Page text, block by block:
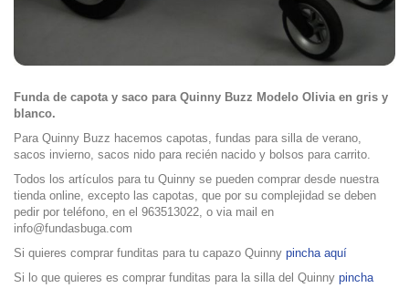
Funda de capota y saco para Quinny Buzz Modelo Olivia en gris y
blanco.
Para Quinny Buzz hacemos capotas, fundas para silla de verano,
sacos invierno, sacos nido para recién nacido y bolsos para carrito.
Todos los artículos para tu Quinny se pueden comprar desde nuestra
tienda online, excepto las capotas, que por su complejidad se deben
pedir por teléfono, en el 963513022, o via mail en
info@fundasbuga.com
Si quieres comprar funditas para tu capazo Quinny pincha aquí
Si lo que quieres es comprar funditas para la silla del Quinny pincha